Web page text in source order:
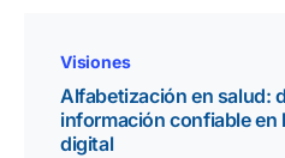
Visiones
Alfabetización en salud:
información confiable en
digital